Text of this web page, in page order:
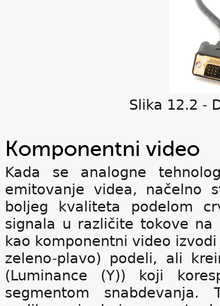
Slika 12.2 -
Komponentni video
Kada se analogne
emitovanje videa, načelno
boljeg kvaliteta podelom
signala u različite tokove na
kao komponentni video
zeleno-plavo) podeli, ali
(Luminance (Y)) koji
segmentom